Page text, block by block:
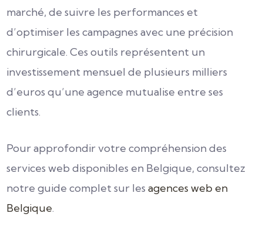
marché, de suivre les performances et
d’optimiser les campagnes avec une précision
chirurgicale. Ces outils représentent un
investissement mensuel de plusieurs milliers
d’euros qu’une agence mutualise entre ses
clients.
Pour approfondir votre compréhension des
services web disponibles en Belgique, consultez
notre guide complet sur les agences web en
Belgique.